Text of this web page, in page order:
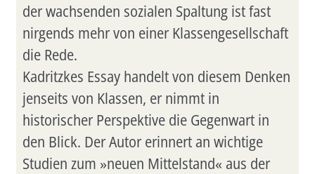
der wachsenden sozialen Spaltung ist fast
nirgends mehr von einer Klassengesellschaft
die Rede.
Kadritzkes Essay handelt von diesem Denken
jenseits von Klassen, er nimmt in
historischer Perspektive die Gegenwart in
den Blick. Der Autor erinnert an wichtige
Studien zum »neuen Mittelstand« aus der